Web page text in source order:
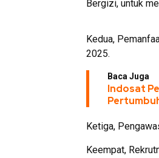
Bergizi, untuk
Kedua,
2025.
Baca Juga
Indosat
Ketiga,
Keempat,